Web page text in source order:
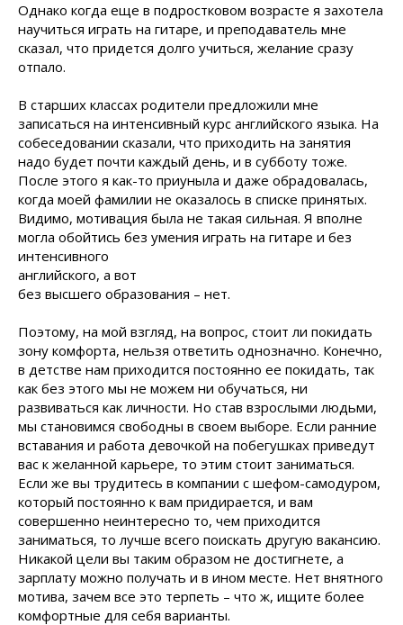
Однако когда еще в подростковом возрасте я захотела
научиться играть на гитаре, и преподаватель мне
сказал, что придется долго учиться, желание сразу
отпало.
В старших классах родители предложили мне
записаться на интенсивный курс английского языка. На
собеседовании сказали, что приходить на занятия
надо будет почти каждый день, и в субботу тоже.
После этого я как-то приуныла и даже обрадовалась,
когда моей фамилии не оказалось в списке принятых.
Видимо, мотивация была не такая сильная. Я вполне
могла обойтись без умения играть на гитаре и без
интенсивного
английского, а вот
без высшего образования – нет.
Поэтому, на мой взгляд, на вопрос, стоит ли покидать
зону комфорта, нельзя ответить однозначно. Конечно,
в детстве нам приходится постоянно ее покидать, так
как без этого мы не можем ни обучаться, ни
развиваться как личности. Но став взрослыми людьми,
мы становимся свободны в своем выборе. Если ранние
вставания и работа девочкой на побегушках приведут
вас к желанной карьере, то этим стоит заниматься.
Если же вы трудитесь в компании с шефом-самодуром,
который постоянно к вам придирается, и вам
совершенно неинтересно то, чем приходится
заниматься, то лучше всего поискать другую вакансию.
Никакой цели вы таким образом не достигнете, а
зарплату можно получать и в ином месте. Нет внятного
мотива, зачем все это терпеть – что ж, ищите более
комфортные для себя варианты.